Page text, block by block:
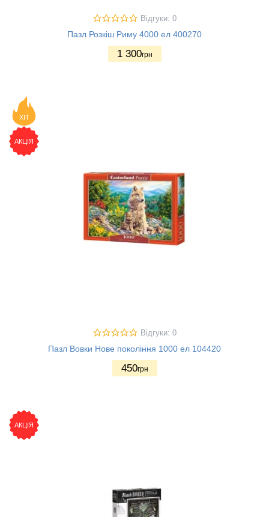
Відгуки: 0
Пазл Розкіш Риму 4000 ел 400270
1 300грн
ХІТ
АКЦІЯ
Відгуки: 0
Пазл Вовки Нове покоління 1000 ел 104420
450грн
АКЦІЯ